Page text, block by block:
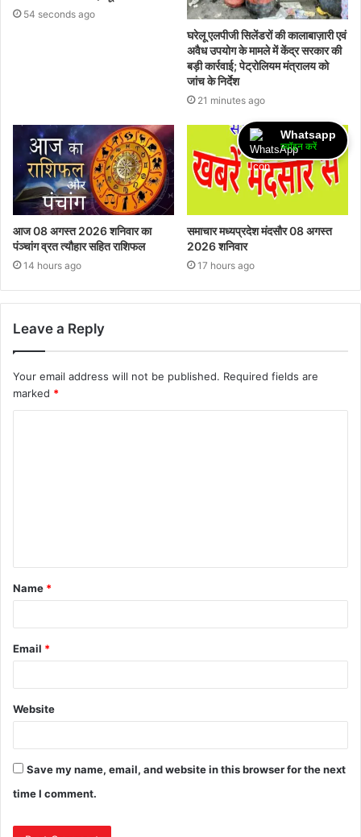
54 seconds ago
घरेलू एलपीजी सिलेंडरों की कालाबाज़ारी एवं
अवैध उपयोग के मामले में केंद्र सरकार की
बड़ी कार्रवाई; पेट्रोलियम मंत्रालय को
जांच के निर्देश
21 minutes ago
आज 08 अगस्त 2026‌ शनिवार का
पंञ्चांग व्रत त्यौहार सहित राशिफल
14 hours ago
समाचार मध्यप्रदेश मंदसौर 08 अगस्त
2026 शनिवार
17 hours ago
Leave a Reply
Your email address will not be published. Required fields are
marked *
Name *
Email *
Website
Save my name, email, and website in this browser for the next
time I comment.
Whatsapp
ज्वॉइन करें